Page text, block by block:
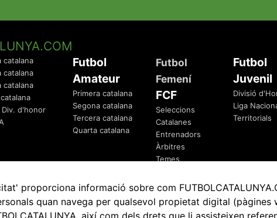
catalana
catalana
catalana
d'honor
Futbol
Amateur
Primera catalana
Segona catalana
Tercera catalana
Quarta catalana
Futbol
Femení
FCF
Seleccions
Catalanes
Entrenadors
Àrbitres
Temes
Futbol
Juvenil
Divisió
Liga
Territorials
proporciona informació sobre com
quan navega per qualsevol propietat digital (pàgines
així com dels drets que li assisteixen